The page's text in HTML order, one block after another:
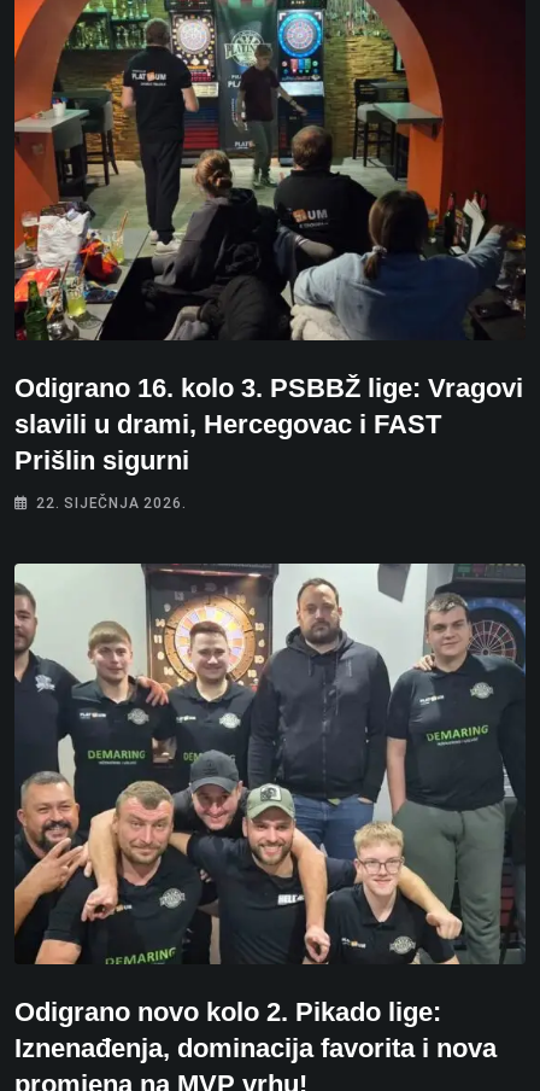
Odigrano 16. kolo 3. PSBBŽ lige: Vragovi
slavili u drami, Hercegovac i FAST
Prišlin sigurni
22. SIJEČNJA 2026.
Odigrano novo kolo 2. Pikado lige:
Iznenađenja, dominacija favorita i nova
promjena na MVP vrhu!